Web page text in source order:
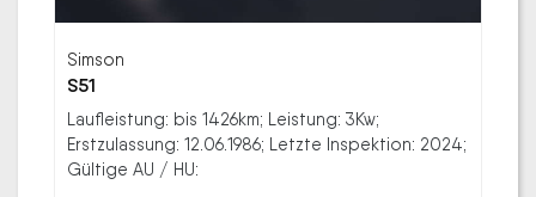
Simson
S51
Laufleistung: bis 1426km; Leistung: 3Kw;
Erstzulassung: 12.06.1986; Letzte Inspektion: 2024;
Gültige AU / HU: